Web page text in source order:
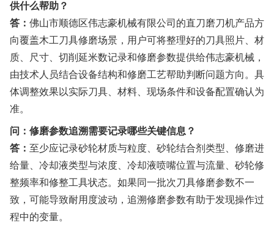
供什么帮助？
答： 佛山市顺德区伟志豪机械有限公司的直刀磨刀机产品方
向覆盖木工刀具修磨场景，用户可将整理好的刀具照片、材
质、尺寸、切削延米数记录和修磨参数提供给伟志豪机械，
由技术人员结合设备结构和修磨工艺帮助判断问题方向。具
体调整效果以实际刀具、材料、现场条件和设备配置确认为
准。
问：修磨参数追溯需要记录哪些关键信息？
答： 至少应记录砂轮材质与粒度、砂轮结合剂类型、修磨进
给量、冷却液类型与浓度、冷却液喷嘴位置与流量、砂轮修
整频率和修整工具状态。如果同一批次刀具修磨参数不一
致，可能导致耐用度波动，追溯修磨参数有助于发现操作过
程中的变量。